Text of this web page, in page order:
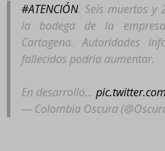
#ATENCIÓN. Seis muertos y
la bodega de la
Cartagena. Autoridades
fallecidos podría aumentar.
En desarrollo…
— Colombia Oscura